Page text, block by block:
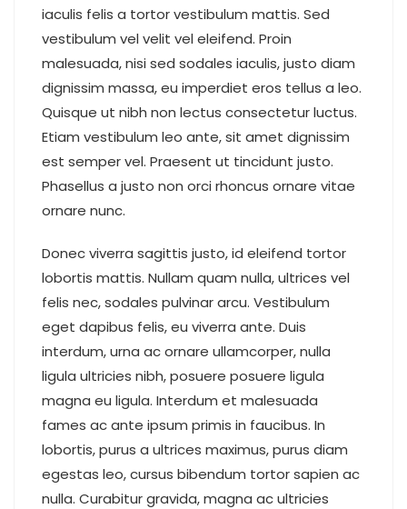
iaculis felis a tortor vestibulum mattis. Sed
vestibulum vel velit vel eleifend. Proin
malesuada, nisi sed sodales iaculis, justo diam
dignissim massa, eu imperdiet eros tellus a leo.
Quisque ut nibh non lectus consectetur luctus.
Etiam vestibulum leo ante, sit amet dignissim
est semper vel. Praesent ut tincidunt justo.
Phasellus a justo non orci rhoncus ornare vitae
ornare nunc.
Donec viverra sagittis justo, id eleifend tortor
lobortis mattis. Nullam quam nulla, ultrices vel
felis nec, sodales pulvinar arcu. Vestibulum
eget dapibus felis, eu viverra ante. Duis
interdum, urna ac ornare ullamcorper, nulla
ligula ultricies nibh, posuere posuere ligula
magna eu ligula. Interdum et malesuada
fames ac ante ipsum primis in faucibus. In
lobortis, purus a ultrices maximus, purus diam
egestas leo, cursus bibendum tortor sapien ac
nulla. Curabitur gravida, magna ac ultricies